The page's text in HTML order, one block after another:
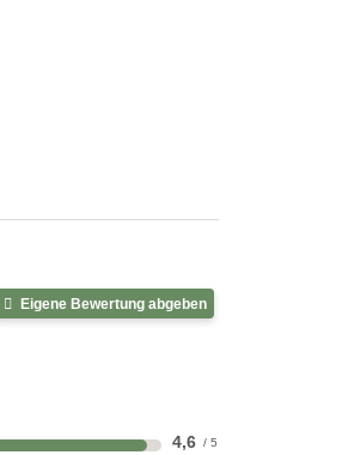
Eigene Bewertung abgeben
4,6